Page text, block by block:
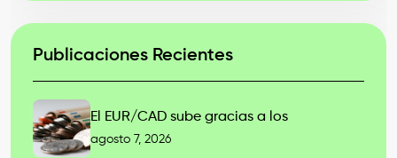
Publicaciones Recientes
El EUR/CAD sube gracias a los
agosto 7, 2026